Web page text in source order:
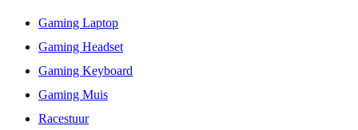
Gaming Laptop
Gaming Headset
Gaming Keyboard
Gaming Muis
Racestuur